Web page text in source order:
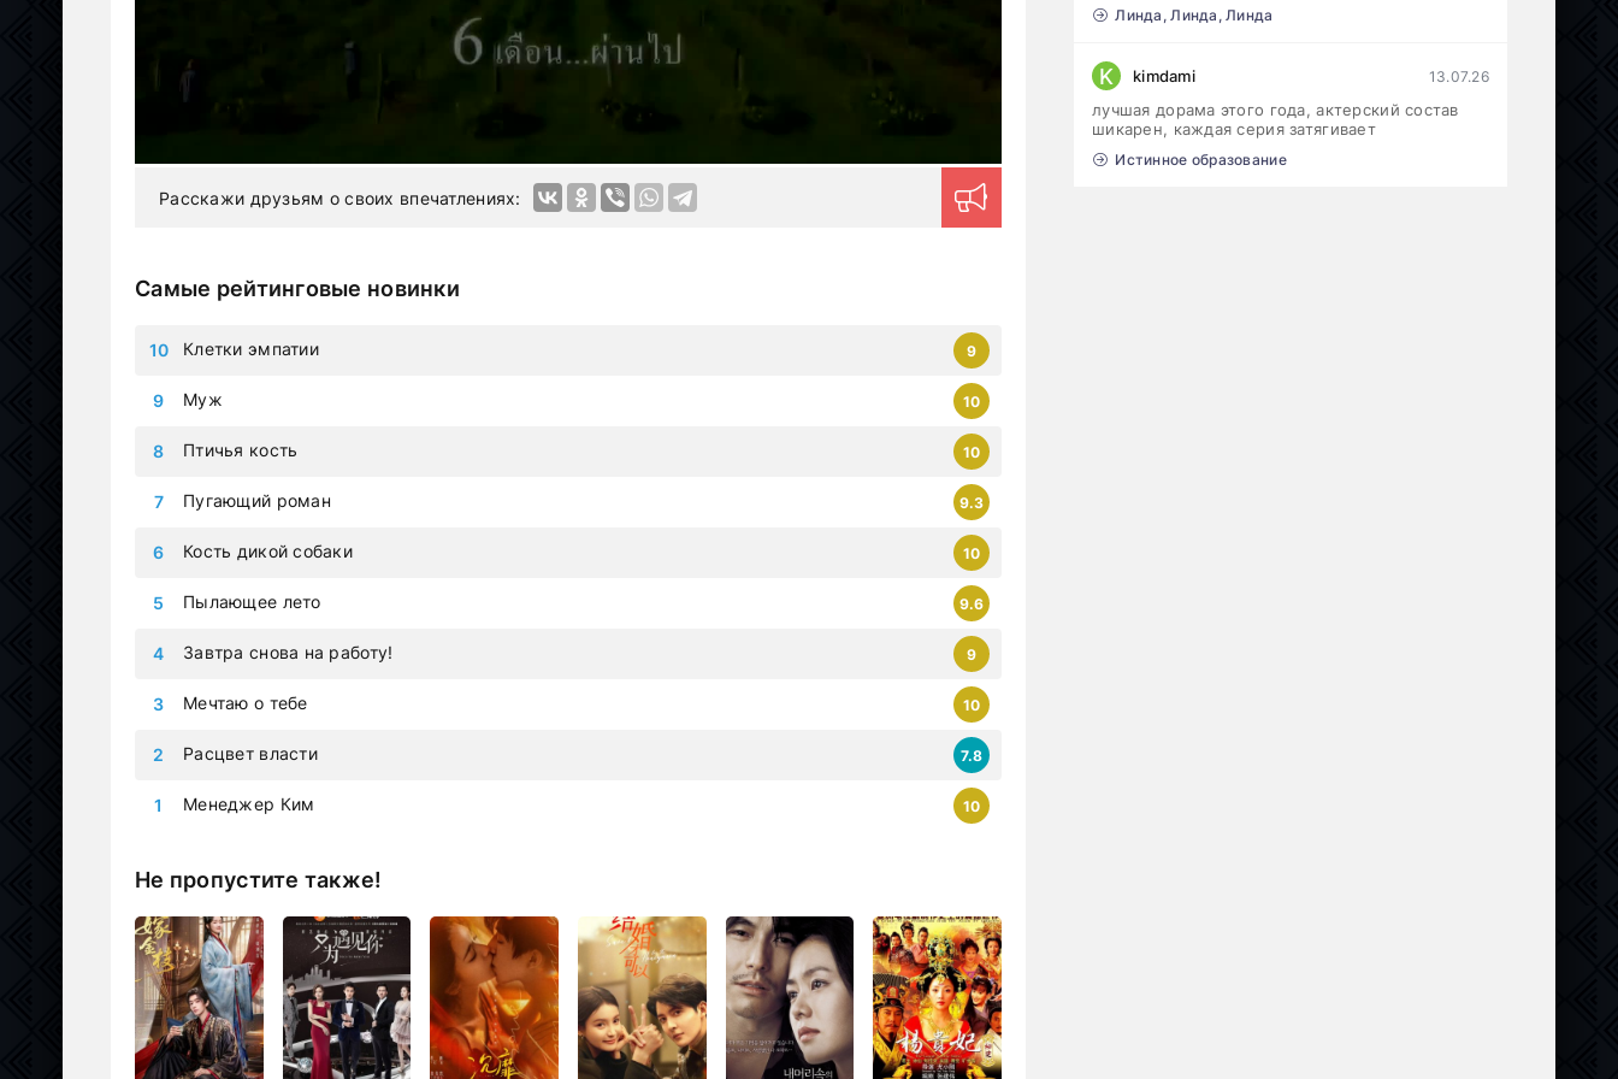
Расскажи друзьям о своих впечатлениях:
Самые рейтинговые новинки
Менеджер Ким 10
Расцвет власти 7.8
Мечтаю о тебе 10
Завтра снова на работу! 9
Пылающее лето 9.6
Кость дикой собаки 10
Пугающий роман 9.3
Птичья кость 10
Муж 10
Клетки эмпатии 9
Не пропустите также!
Линда, Линда, Линда
K kimdami 13.07.26
лучшая дорама этого года, актерский состав
шикарен, каждая серия затягивает
Истинное образование